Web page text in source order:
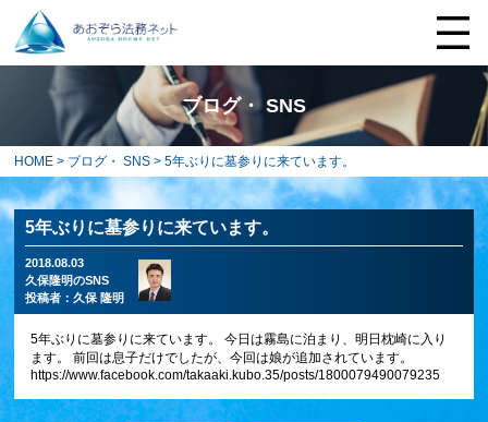
ブログ・ SNS
HOME > ブログ・ SNS > 5年ぶりに墓参りに来ています。
5年ぶりに墓参りに来ています。
2018.08.03
久保隆明のSNS
投稿者：久保 隆明
5年ぶりに墓参りに来ています。 今日は霧島に泊まり、明日枕崎に入り
ます。 前回は息子だけでしたが、今回は娘が追加されています。
https://www.facebook.com/takaaki.kubo.35/posts/1800079490079235